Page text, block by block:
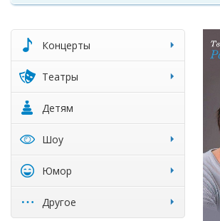
Концерты
Театры
Детям
Шоу
Юмор
Другое